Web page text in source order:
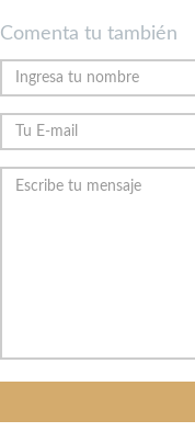
Comenta tu también